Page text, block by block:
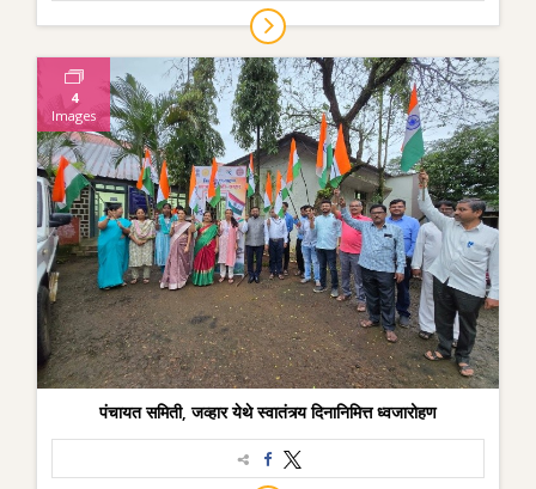
4
Images
पंचायत समिती, जव्हार येथे स्वातंत्र्य दिनानिमित्त ध्वजारोहण